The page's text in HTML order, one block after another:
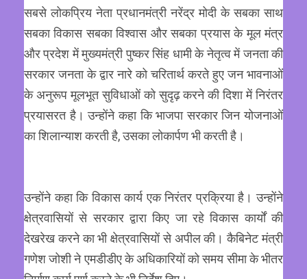
सबसे लोकप्रिय नेता प्रधानमंत्री नरेंद्र मोदी के सबका साथ
सबका विकास सबका विश्वास और सबका प्रयास के मूल मंत्र
और प्रदेश में मुख्यमंत्री पुष्कर सिंह धामी के नेतृत्व में जनता की
सरकार जनता के द्वार नारे को चरितार्थ करते हुए जन भावनाओं
के अनुरूप मूलभूत सुविधाओं को सुदृढ़ करने की दिशा में निरंतर
प्रयासरत है। उन्होंने कहा कि भाजपा सरकार जिन योजनाओं
का शिलान्याश करती है, उसका लोकार्पण भी करती है।
उन्होंने कहा कि विकास कार्य एक निरंतर प्रक्रिया है। उन्होंने
क्षेत्रवासियों से सरकार द्वारा किए जा रहे विकास कार्यों की
देखरेख करने का भी क्षेत्रवासियों से अपील की। कैबिनेट मंत्री
गणेश जोशी ने एमडीडीए के अधिकारियों को समय सीमा के भीतर